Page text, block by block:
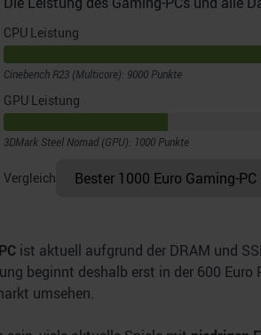
CPU Leistung
Cinebench R23 (Multicore): 9000 Punkte
GPU Leistung
3DMark Steel Nomad (GPU): 1000 Punkte
Vergleich
ist aktuell aufgrund der DRAM und
beginnt deshalb erst in der 600
umsehen.